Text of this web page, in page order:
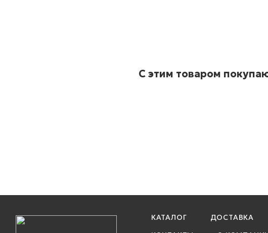
С этим товаром
КАТАЛОГ ДОСТАВКА